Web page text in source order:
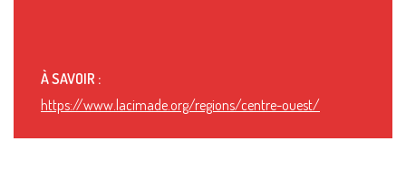
À SAVOIR :
https://www.lacimade.org/regions/centre-ouest/